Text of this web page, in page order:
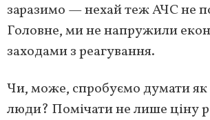
заразимо — нехай теж АЧС не
Головне, ми не напружили
заходами з реагування.
Чи, може, спробуємо думати як
люди? Помічати не лише ціну